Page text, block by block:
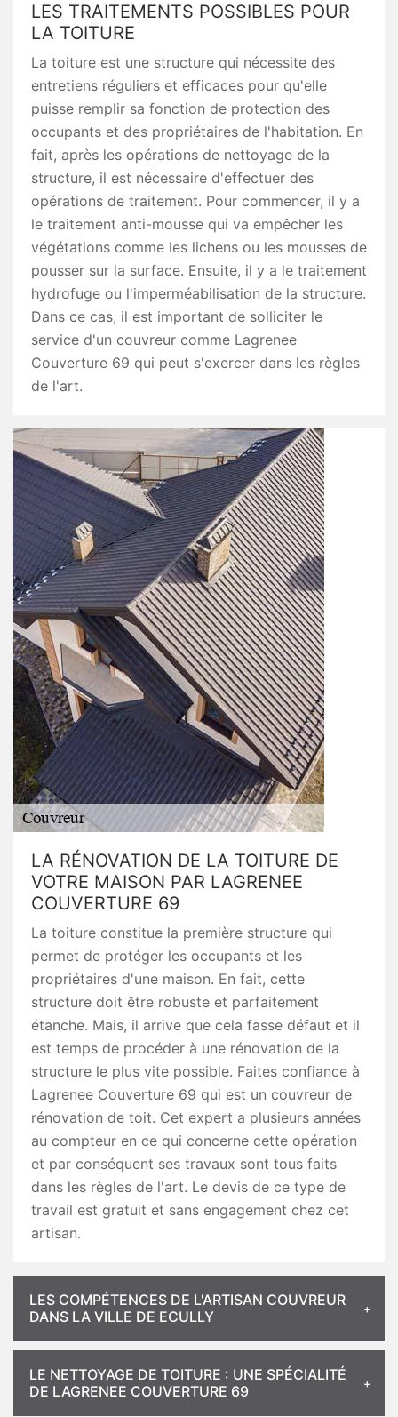
LES TRAITEMENTS POSSIBLES POUR
LA TOITURE
La toiture est une structure qui nécessite des
entretiens réguliers et efficaces pour qu'elle
puisse remplir sa fonction de protection des
occupants et des propriétaires de l'habitation. En
fait, après les opérations de nettoyage de la
structure, il est nécessaire d'effectuer des
opérations de traitement. Pour commencer, il y a
le traitement anti-mousse qui va empêcher les
végétations comme les lichens ou les mousses de
pousser sur la surface. Ensuite, il y a le traitement
hydrofuge ou l'imperméabilisation de la structure.
Dans ce cas, il est important de solliciter le
service d'un couvreur comme Lagrenee
Couverture 69 qui peut s'exercer dans les règles
de l'art.
LA RÉNOVATION DE LA TOITURE DE
VOTRE MAISON PAR LAGRENEE
COUVERTURE 69
La toiture constitue la première structure qui
permet de protéger les occupants et les
propriétaires d'une maison. En fait, cette
structure doit être robuste et parfaitement
étanche. Mais, il arrive que cela fasse défaut et il
est temps de procéder à une rénovation de la
structure le plus vite possible. Faites confiance à
Lagrenee Couverture 69 qui est un couvreur de
rénovation de toit. Cet expert a plusieurs années
au compteur en ce qui concerne cette opération
et par conséquent ses travaux sont tous faits
dans les règles de l'art. Le devis de ce type de
travail est gratuit et sans engagement chez cet
artisan.
LES COMPÉTENCES DE L'ARTISAN COUVREUR
DANS LA VILLE DE ECULLY
LE NETTOYAGE DE TOITURE : UNE SPÉCIALITÉ
DE LAGRENEE COUVERTURE 69